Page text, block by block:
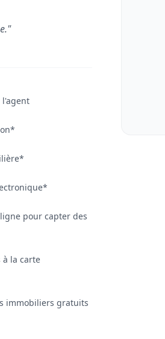
l'agent
pour capter des
à la carte
immobiliers gratuits